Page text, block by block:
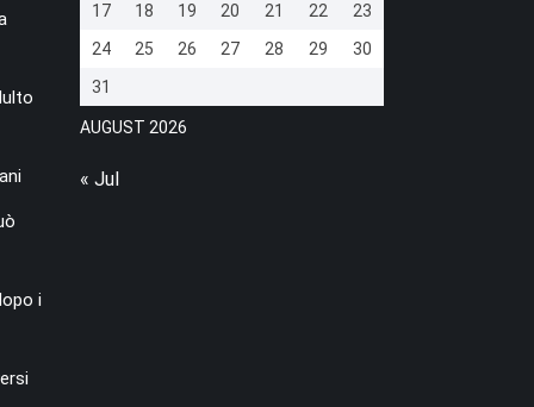
i
AUGUST 2026
17
18 19 20 21 22
23
24
25 26 27 28 29
30
31
« Jul